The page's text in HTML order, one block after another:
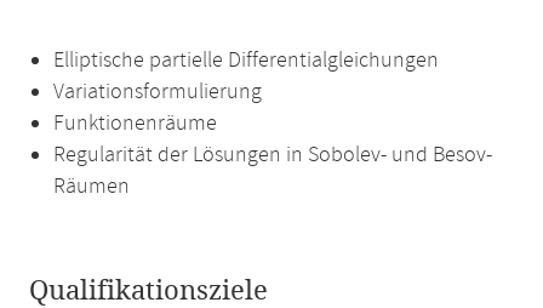
Elliptische partielle Differentialgleichungen
Variationsformulierung
Funktionenräume
Regularität der Lösungen in Sobolev- und Besov-
Räumen
Qualifikationsziele